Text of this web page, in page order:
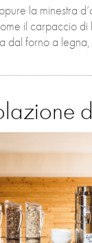
la minestra
il carpaccio
dal forno a legna,